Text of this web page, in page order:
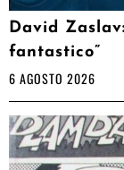
David
fantastico”
6 AGOSTO 2026